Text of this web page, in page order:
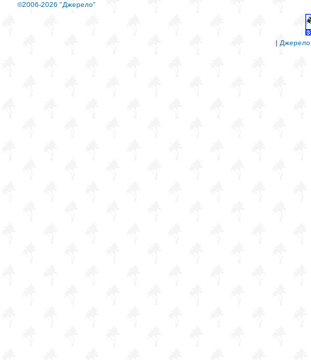
©2006-2026 "Джерело"
| Джерело